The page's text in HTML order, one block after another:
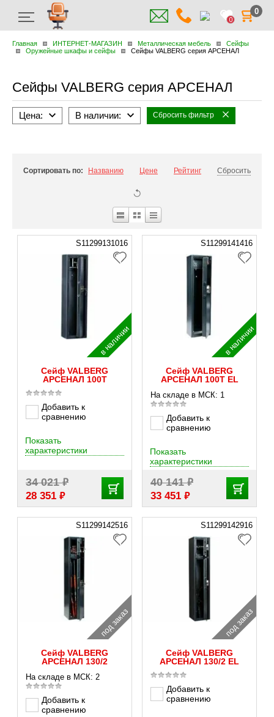
0
0
Главная ИНТЕРНЕТ-МАГАЗИН Металлическая мебель
Сейфы
Оружейные шкафы и сейфы
Сейфы VALBERG серия АРСЕНАЛ
Сейфы VALBERG серия АРСЕНАЛ
Цена: В наличии: Сбросить фильтр
Сортировать по: Названию Цене Рейтинг Сбросить
S11299131016
в наличии
Сейф VALBERG
АРСЕНАЛ 100Т
Добавить к
сравнению
34 021₽
28 351 ₽
Показать
характеристики
S11299141416
в наличии
Сейф VALBERG
АРСЕНАЛ 100Т EL
На складе в МСК: 1
Добавить к
сравнению
40 141₽
33 451 ₽
Показать
характеристики
S11299142516
под заказ
Сейф VALBERG
АРСЕНАЛ 130/2
На складе в МСК: 2
Добавить к
сравнению
S11299142916
под заказ
Сейф VALBERG
АРСЕНАЛ 130/2 EL
Добавить к
сравнению